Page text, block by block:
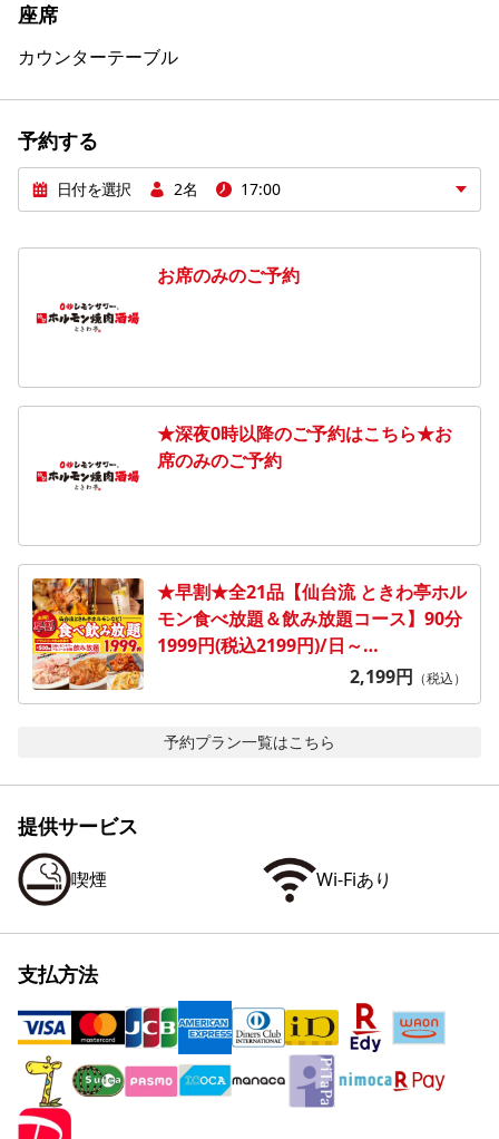
座席
カウンターテーブル
予約する
日付を選択 2名 17:00
お席のみのご予約
★深夜0時以降のご予約はこちら★お
席のみのご予約
★早割★全21品【仙台流 ときわ亭ホル
モン食べ放題＆飲み放題コース】90分
1999円(税込2199円)/日～
2,199円 （税込）
予約プラン一覧はこちら
提供サービス
喫煙 Wi-Fiあり
支払方法